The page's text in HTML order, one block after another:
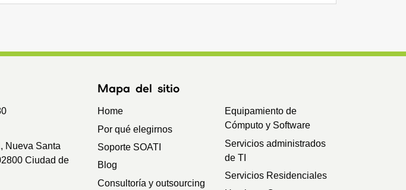
Nueva Santa
Ciudad de
Mapa del sitio
Home
Por qué elegirnos
Soporte SOATI
Blog
Consultoría y outsourcing
Equipamiento de
Cómputo y Software
Servicios administrados
de TI
Servicios Residenciales